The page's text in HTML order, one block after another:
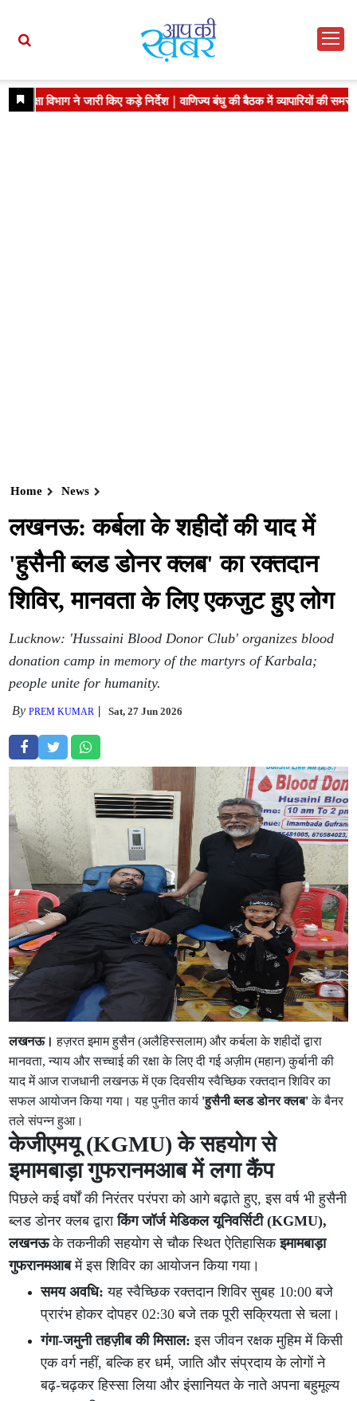
Home News
लखनऊ: कर्बला के शहीदों की याद में
'हुसैनी ब्लड डोनर क्लब' का रक्तदान
शिविर, मानवता के लिए एकजुट हुए लोग
Lucknow: 'Hussaini Blood Donor Club' organizes blood
donation camp in memory of the martyrs of Karbala;
people unite for humanity.
ByPREM KUMAR Sat, 27 Jun 2026
लखनऊ। हज़रत इमाम हुसैन (अलैहिस्सलाम) और कर्बला के शहीदों द्वारा
मानवता, न्याय और सच्चाई की रक्षा के लिए दी गई अज़ीम (महान) कुर्बानी की
याद में आज राजधानी लखनऊ में एक दिवसीय स्वैच्छिक रक्तदान शिविर का
सफल आयोजन किया गया। यह पुनीत कार्य 'हुसैनी ब्लड डोनर क्लब'के बैनर
तले संपन्न हुआ।
केजीएमयू (KGMU) के सहयोग से
इमामबाड़ा गुफरानमआब में लगा कैंप
पिछले कई वर्षों की निरंतर परंपरा को आगे बढ़ाते हुए, इस वर्ष भी हुसैनी
ब्लड डोनर क्लब द्वाराकिंग जॉर्ज मेडिकल यूनिवर्सिटी (KGMU),
लखनऊके तकनीकी सहयोग से चौक स्थित ऐतिहासिकइमामबाड़ा
गुफरानमआबमें इस शिविर का आयोजन किया गया।
समय अवधि: यह स्वैच्छिक रक्तदान शिविर सुबह 10:00 बजे
प्रारंभ होकर दोपहर 02:30 बजे तक पूरी सक्रियता से चला।
गंगा-जमुनी तहज़ीब की मिसाल: इस जीवन रक्षक मुहिम में किसी
एक वर्ग नहीं, बल्कि हर धर्म, जाति और संप्रदाय के लोगों ने
बढ़-चढ़कर हिस्सा लिया और इंसानियत के नाते अपना बहुमूल्य